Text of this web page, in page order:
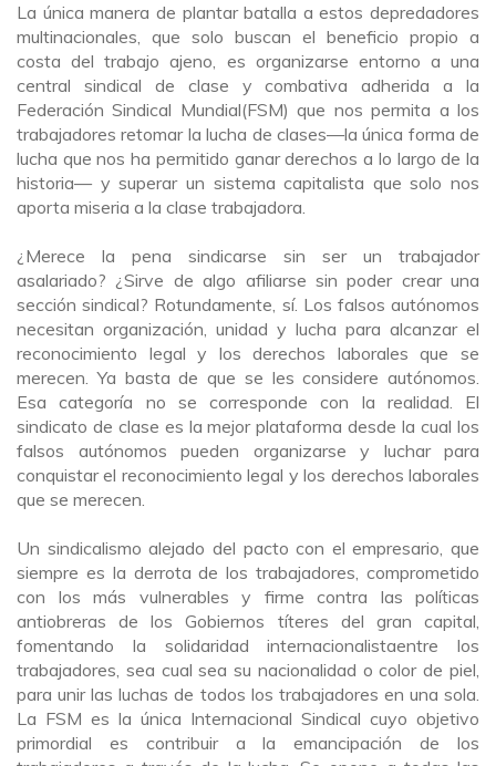
La única manera de plantar batalla a estos depredadores
multinacionales, que solo buscan el beneficio propio a
costa del trabajo ajeno, es organizarse entorno a una
central sindical de clase y combativa adherida a la
Federación Sindical Mundial(FSM) que nos permita a los
trabajadores retomar la lucha de clases—la única forma de
lucha que nos ha permitido ganar derechos a lo largo de la
historia— y superar un sistema capitalista que solo nos
aporta miseria a la clase trabajadora.
¿ Merece la pena sindicarse sin ser un trabajador
asalariado? ¿Sirve de algo afiliarse sin poder crear una
sección sindical? Rotundamente, sí. Los falsos autónomos
necesitan organización, unidad y lucha para alcanzar el
reconocimiento legal y los derechos laborales que se
merecen. Ya basta de que se les considere autónomos.
Esa categoría no se corresponde con la realidad. El
sindicato de clase es la mejor plataforma desde la cual los
falsos autónomos pueden organizarse y luchar para
conquistar el reconocimiento legal y los derechos laborales
que se merecen.
Un sindicalismo alejado del pacto con el empresario, que
siempre es la derrota de los trabajadores, comprometido
con los más vulnerables y firme contra las políticas
antiobreras de los Gobiernos títeres del gran capital,
fomentando la solidaridad internacionalistaentre los
trabajadores, sea cual sea su nacionalidad o color de piel,
para unir las luchas de todos los trabajadores en una sola.
La FSM es la única Internacional Sindical cuyo objetivo
primordial es contribuir a la emancipación de los